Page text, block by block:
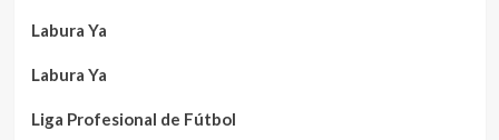
Labura Ya
Labura Ya
Liga Profesional de Fútbol